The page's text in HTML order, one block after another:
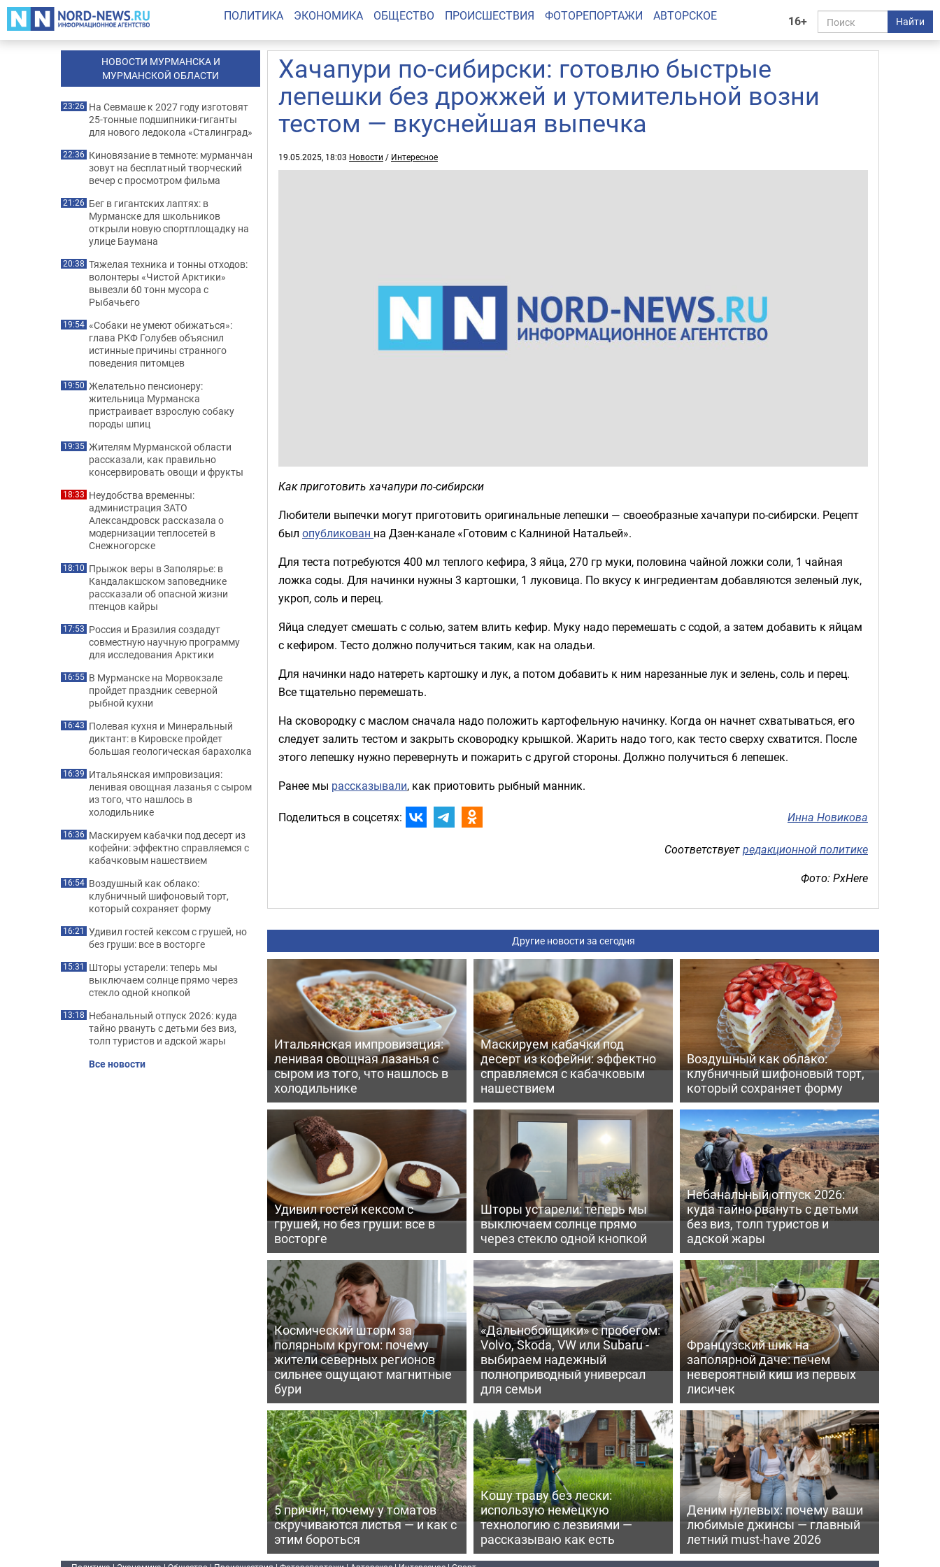
16+ Найти
ПОЛИТИКА ЭКОНОМИКА ОБЩЕСТВО ПРОИСШЕСТВИЯ ФОТОРЕПОРТАЖИ АВТОРСКОЕ
Хачапури по-сибирски: готовлю быстрые
лепешки без дрожжей и утомительной возни
тестом — вкуснейшая выпечка
19.05.2025, 18:03 Новости / Интересное
Как приготовить хачапури по-сибирски
Любители выпечки могут приготовить оригинальные лепешки — своеобразные хачапури по-сибирски. Рецепт
был опубликован на Дзен-канале «Готовим с Калниной Натальей».
Для теста потребуются 400 мл теплого кефира, 3 яйца, 270 гр муки, половина чайной ложки соли, 1 чайная
ложка соды. Для начинки нужны 3 картошки, 1 луковица. По вкусу к ингредиентам добавляются зеленый лук,
укроп, соль и перец.
Яйца следует смешать с солью, затем влить кефир. Муку надо перемешать с содой, а затем добавить к яйцам
с кефиром. Тесто должно получиться таким, как на оладьи.
Для начинки надо натереть картошку и лук, а потом добавить к ним нарезанные лук и зелень, соль и перец.
Все тщательно перемешать.
На сковородку с маслом сначала надо положить картофельную начинку. Когда он начнет схватываться, его
следует залить тестом и закрыть сковородку крышкой. Жарить надо того, как тесто сверху схватится. После
этого лепешку нужно перевернуть и пожарить с другой стороны. Должно получиться 6 лепешек.
Ранее мы рассказывали, как приотовить рыбный манник.
Поделиться в соцсетях: Инна Новикова
Соответствуетредакционной политике
Фото: PxHere
Другие новости за сегодня
Итальянская импровизация:
ленивая овощная лазанья с
сыром из того, что нашлось в
холодильнике
Маскируем кабачки под
десерт из кофейни: эффектно
справляемся с кабачковым
нашествием
Воздушный как облако:
клубничный шифоновый торт,
который сохраняет форму
Удивил гостей кексом с
грушей, но без груши: все в
восторге
Шторы устарели: теперь мы
выключаем солнце прямо
через стекло одной кнопкой
Небанальный отпуск 2026:
куда тайно рвануть с детьми
без виз, толп туристов и
адской жары
Космический шторм за
полярным кругом: почему
жители северных регионов
сильнее ощущают магнитные
бури
«Дальнобойщики» с пробегом:
Volvo, Skoda, VW или Subaru -
выбираем надежный
полноприводный универсал
для семьи
Французский шик на
заполярной даче: печем
невероятный киш из первых
лисичек
5 причин, почему у томатов
скручиваются листья — и как с
этим бороться
Кошу траву без лески:
использую немецкую
технологию с лезвиями —
рассказываю как есть
Деним нулевых: почему ваши
любимые джинсы — главный
летний must-have 2026
НОВОСТИ МУРМАНСКА И
МУРМАНСКОЙ ОБЛАСТИ
23:26 На Севмаше к 2027 году изготовят
25-тонные подшипники-гиганты
для нового ледокола «Сталинград»
22:36 Киновязание в темноте: мурманчан
зовут на бесплатный творческий
вечер с просмотром фильма
21:26 Бег в гигантских лаптях: в
Мурманске для школьников
открыли новую спортплощадку на
улице Баумана
20:38 Тяжелая техника и тонны отходов:
волонтеры «Чистой Арктики»
вывезли 60 тонн мусора с
Рыбачьего
19:54 «Собаки не умеют обижаться»:
глава РКФ Голубев объяснил
истинные причины странного
поведения питомцев
19:50 Желательно пенсионеру:
жительница Мурманска
пристраивает взрослую собаку
породы шпиц
19:35 Жителям Мурманской области
рассказали, как правильно
консервировать овощи и фрукты
18:33 Неудобства временны:
администрация ЗАТО
Александровск рассказала о
модернизации теплосетей в
Снежногорске
18:10 Прыжок веры в Заполярье: в
Кандалакшском заповеднике
рассказали об опасной жизни
птенцов кайры
17:53 Россия и Бразилия создадут
совместную научную программу
для исследования Арктики
16:55 В Мурманске на Морвокзале
пройдет праздник северной
рыбной кухни
16:43 Полевая кухня и Минеральный
диктант: в Кировске пройдет
большая геологическая барахолка
16:39 Итальянская импровизация:
ленивая овощная лазанья с сыром
из того, что нашлось в
холодильнике
16:36 Маскируем кабачки под десерт из
кофейни: эффектно справляемся с
кабачковым нашествием
16:54 Воздушный как облако:
клубничный шифоновый торт,
который сохраняет форму
16:21 Удивил гостей кексом с грушей, но
без груши: все в восторге
15:31 Шторы устарели: теперь мы
выключаем солнце прямо через
стекло одной кнопкой
13:18 Небанальный отпуск 2026: куда
тайно рвануть с детьми без виз,
толп туристов и адской жары
Все новости